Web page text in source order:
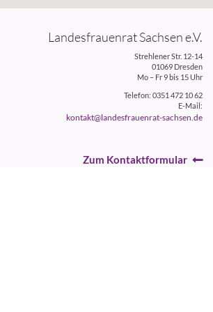
Landesfrauenrat Sachsen e.V.
Strehlener Str. 12-14
01069 Dresden
Mo – Fr 9 bis 15 Uhr
Telefon: 0351 472 10 62
E-Mail:
kontakt@landesfrauenrat-sachsen.de
Zum Kontaktformular